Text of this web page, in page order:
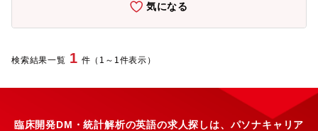
気になる
検索結果一覧 1 件（1～1件表示）
臨床開発DM・統計解析の英語の求人探しは、パソナキャリア